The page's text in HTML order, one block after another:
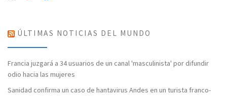
ÚLTIMAS NOTICIAS DEL MUNDO
Francia juzgará a 34 usuarios de un canal 'masculinista' por difundir
odio hacia las mujeres
Sanidad confirma un caso de hantavirus Andes en un turista franco-